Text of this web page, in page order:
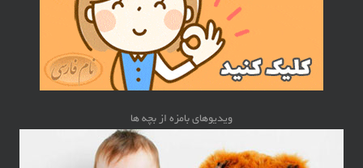
ویدیوهای بامزه از بچه ها